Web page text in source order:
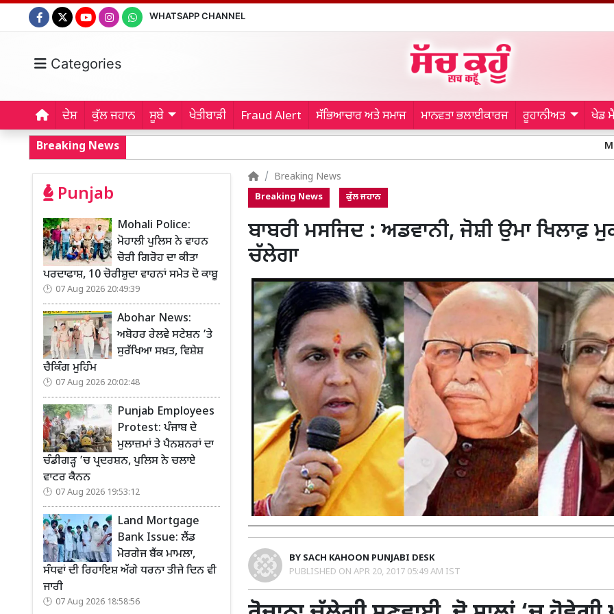
WHATSAPP CHANNEL
Categories
ਦੇਸ਼ ਕੁੱਲ ਜਹਾਨ ਸੂਬੇ ਖੇਤੀਬਾੜੀ Fraud Alert ਸੱਭਿਆਚਾਰ ਅਤੇ ਸਮਾਜ ਮਾਨਵਤਾ ਭਲਾਈਕਾਰਜ ਰੂਹਾਨੀਅਤ ਖੇਡ
Breaking News Mohali
Punjab
Mohali Police:
ਮੋਹਾਲੀ ਪੁਲਿਸ ਨੇ ਵਾਹਨ
ਚੋਰੀ ਗਿਰੋਹ ਦਾ ਕੀਤਾ
ਪਰਦਾਫਾਸ਼, 10 ਚੋਰੀਸ਼ੁਦਾ ਵਾਹਨਾਂ ਸਮੇਤ ਦੋ ਕਾਬੂ
07 Aug 2026 20:49:39
Abohar News:
ਅਬੋਹਰ ਰੇਲਵੇ ਸਟੇਸ਼ਨ ’ਤੇ
ਸੁਰੱਖਿਆ ਸਖ਼ਤ, ਵਿਸ਼ੇਸ਼
ਚੈਕਿੰਗ ਮੁਹਿੰਮ
07 Aug 2026 20:02:48
Punjab Employees
Protest: ਪੰਜਾਬ ਦੇ
ਮੁਲਾਜ਼ਮਾਂ ਤੇ ਪੈਨਸ਼ਨਰਾਂ ਦਾ
ਚੰਡੀਗੜ੍ਹ ’ਚ ਪ੍ਰਦਰਸ਼ਨ, ਪੁਲਿਸ ਨੇ ਚਲਾਏ
ਵਾਟਰ ਕੈਨਨ
07 Aug 2026 19:53:12
Land Mortgage
Bank Issue: ਲੈਂਡ
ਮੋਰਗੇਜ ਬੈਂਕ ਮਾਮਲਾ,
ਸੰਧਵਾਂ ਦੀ ਰਿਹਾਇਸ਼ ਅੱਗੇ ਧਰਨਾ ਤੀਜੇ ਦਿਨ ਵੀ
ਜਾਰੀ
07 Aug 2026 18:58:56
Breaking News
Breaking News ਕੁੱਲ ਜਹਾਨ
ਬਾਬਰੀ ਮਸਜਿਦ : ਅਡਵਾਨੀ, ਜੋਸ਼ੀ ਉਮਾ ਖਿਲਾਫ਼
ਚੱਲੇਗਾ
BY SACH KAHOON PUNJABI DESK
PUBLISHED ON APR 20, 2017 05:49 AM IST